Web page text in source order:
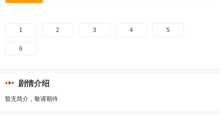
1 2 3 4 5
6
剧情介绍
暂无简介，敬请期待